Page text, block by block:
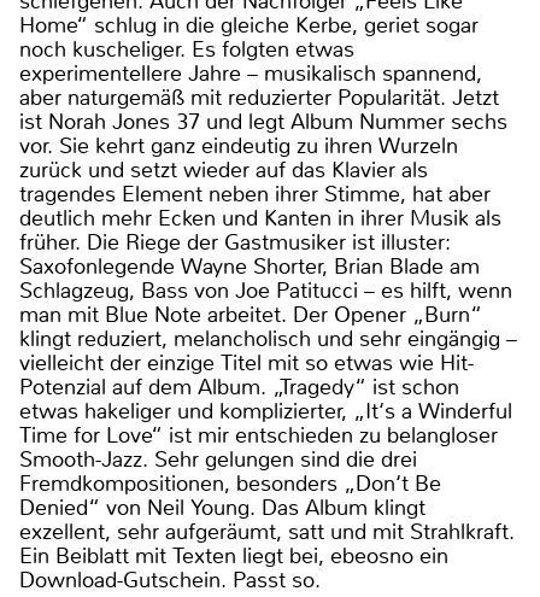
Home“ schlug in die gleiche Kerbe, geriet sogar
noch kuscheliger. Es folgten etwas
experimentellere Jahre – musikalisch spannend,
aber naturgemäß mit reduzierter Popularität. Jetzt
ist Norah Jones 37 und legt Album Nummer sechs
vor. Sie kehrt ganz eindeutig zu ihren Wurzeln
zurück und setzt wieder auf das Klavier als
tragendes Element neben ihrer Stimme, hat aber
deutlich mehr Ecken und Kanten in ihrer Musik als
früher. Die Riege der Gastmusiker ist illuster:
Saxofonlegende Wayne Shorter, Brian Blade am
Schlagzeug, Bass von Joe Patitucci – es hilft, wenn
man mit Blue Note arbeitet. Der Opener „Burn“
klingt reduziert, melancholisch und sehr eingängig –
vielleicht der einzige Titel mit so etwas wie Hit-
Potenzial auf dem Album. „Tragedy“ ist schon
etwas hakeliger und komplizierter, „It‘s a Winderful
Time for Love“ ist mir entschieden zu belangloser
Smooth-Jazz. Sehr gelungen sind die drei
Fremdkompositionen, besonders „Don‘t Be
Denied“ von Neil Young. Das Album klingt
exzellent, sehr aufgeräumt, satt und mit Strahlkraft.
Ein Beiblatt mit Texten liegt bei, ebeosno ein
Download-Gutschein. Passt so.